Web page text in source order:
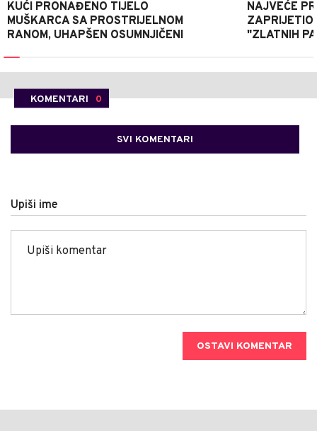
KUĆI PRONAĐENO TIJELO
MUŠKARCA SA PROSTRIJELNOM
RANOM, UHAPŠEN OSUMNJIČENI
NAJVEĆE
ZAPRIJETIO
"ZLATNIH
KOMENTARI 0
SVI KOMENTARI
Upiši ime
OSTAVI KOMENTAR